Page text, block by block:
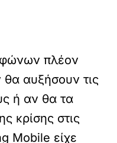
πλέον
θα αυξήσουν τις
ή αν θα τα
κρίσης στις
Mobile είχε